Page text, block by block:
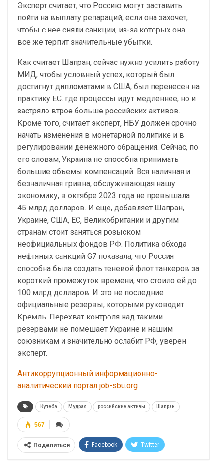
Эксперт считает, что Россию могут заставить
пойти на выплату репараций, если она захочет,
чтобы с нее сняли санкции, из-за которых она
все же терпит значительные убытки.
Как считает Шапран, сейчас нужно усилить работу
МИД, чтобы условный успех, который был
достигнут дипломатами в США, был перенесен на
практику ЕС, где процессы идут медленнее, но и
застряло втрое больше российских активов.
Кроме того, считает эксперт, НБУ должен срочно
начать изменения в монетарной политике и в
регулировании денежного обращения. Сейчас, по
его словам, Украина не способна принимать
большие объемы компенсаций. Вся наличная и
безналичная гривна, обслуживающая нашу
экономику, в октябре 2023 года не превышала
45 млрд долларов. И еще, добавляет Шапран,
Украине, США, ЕС, Великобритании и другим
странам стоит заняться розыском
неофициальных фондов РФ. Политика обхода
нефтяных санкций G7 показала, что Россия
способна была создать теневой флот танкеров за
короткий промежуток времени, что стоило ей до
100 млрд долларов. И это не последние
официальные резервы, которыми руководит
Кремль. Перехват контроля над такими
резервами не помешает Украине и нашим
союзникам и значительно ослабит РФ, уверен
эксперт.
Антикоррупционный информационно-
аналитический портал job-sbu.org
Кулеба Мудрая российские активы Шапран
567
Поделиться Facebook Twitter